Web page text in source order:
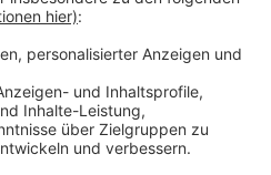
lange warten müssen, so
abgemeldet,